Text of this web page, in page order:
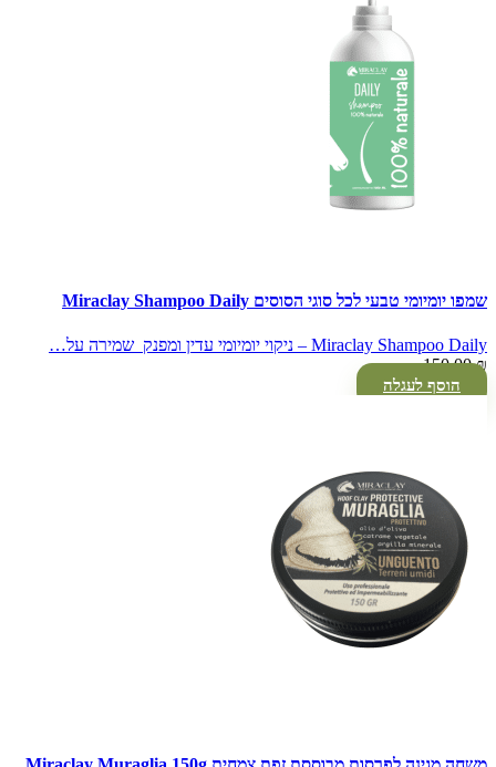
שמפו יומיומי טבעי לכל סוגי הסוסים Miraclay Shampoo Daily
Miraclay Shampoo Daily – ניקוי יומיומי עדין ומפנק שמירה על…
150.00₪
הוסף לעגלה